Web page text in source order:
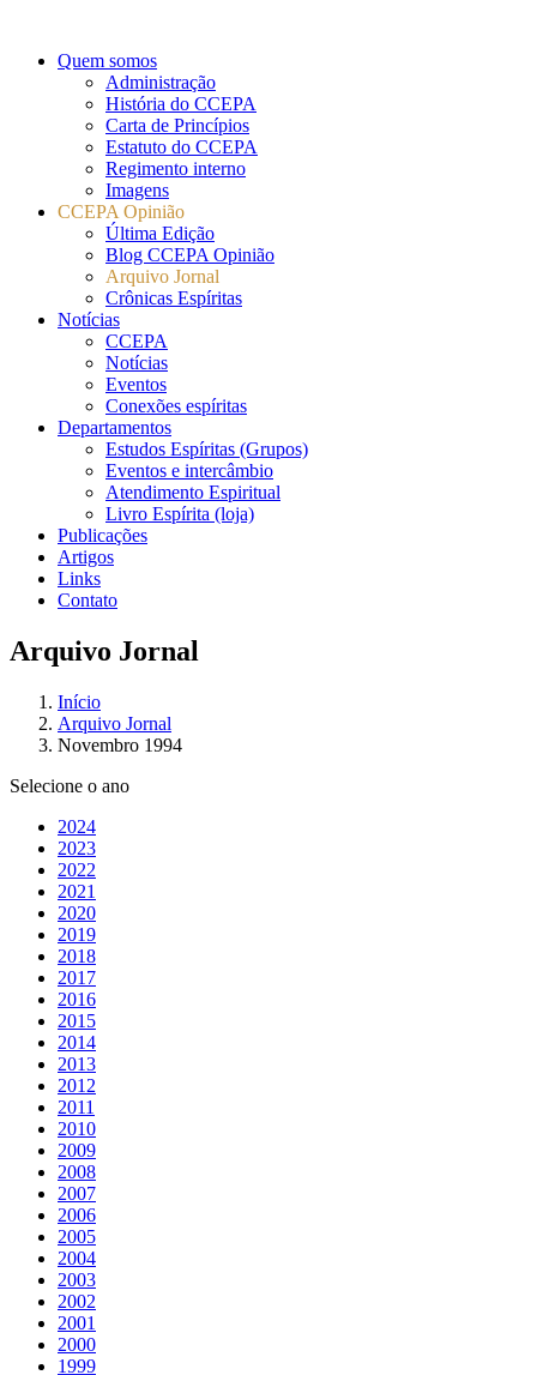
Quem somos
Administração
História do CCEPA
Carta de Princípios
Estatuto do CCEPA
Regimento interno
Imagens
CCEPA Opinião
Última Edição
Blog CCEPA Opinião
Arquivo Jornal
Crônicas Espíritas
Notícias
CCEPA
Notícias
Eventos
Conexões espíritas
Departamentos
Estudos Espíritas (Grupos)
Eventos e intercâmbio
Atendimento Espiritual
Livro Espírita (loja)
Publicações
Artigos
Links
Contato
Arquivo Jornal
Início
Arquivo Jornal
Novembro 1994
Selecione o ano
2024
2023
2022
2021
2020
2019
2018
2017
2016
2015
2014
2013
2012
2011
2010
2009
2008
2007
2006
2005
2004
2003
2002
2001
2000
1999